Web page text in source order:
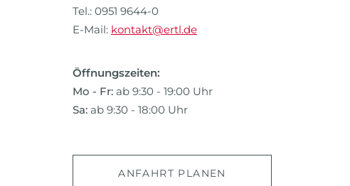
Tel.: 0951 9644-0
E-Mail: kontakt@ertl.de
Öffnungszeiten:
Mo - Fr: ab 9:30 - 19:00 Uhr
Sa: ab 9:30 - 18:00 Uhr
ANFAHRT PLANEN